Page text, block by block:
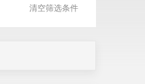
清空筛选条件